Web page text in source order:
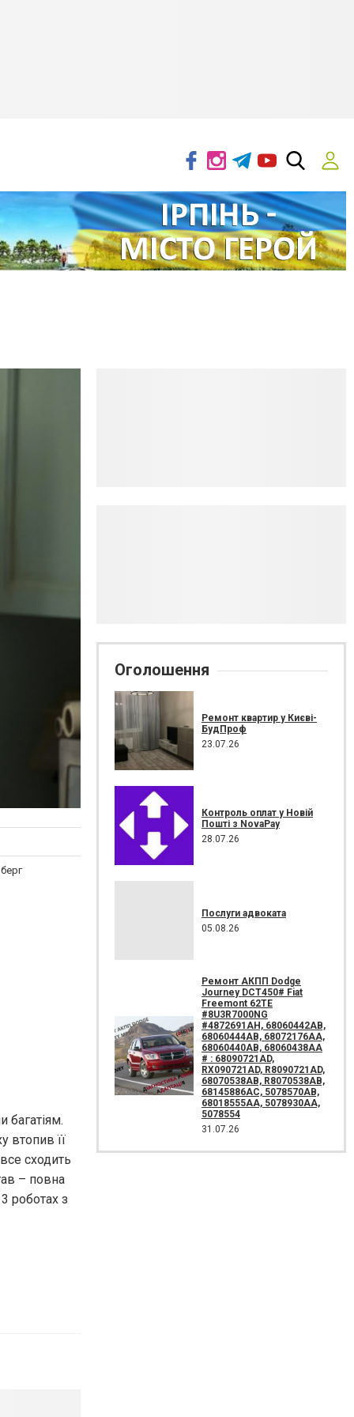
багатіям.
втопив її
сходить
– повна
роботах з
Оголошення
Ремонт квартир у Києві-
БудПроф
23.07.26
Контроль оплат у Новій
Пошті з NovaPay
28.07.26
Послуги адвоката
05.08.26
Ремонт АКПП Dodge
Journey DCT450# Fiat
Freemont 62TE
#8U3R7000NG
#4872691AH, 68060442AB,
68060444AB, 68072176AA,
68060440AB, 68060438AA
# : 68090721AD,
RX090721AD, R8090721AD,
68070538AB, R8070538AB,
68145886AC, 5078570AB,
68018555AA, 5078930AA,
5078554
31.07.26